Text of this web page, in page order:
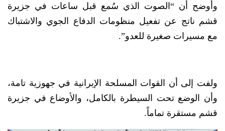
وأوضح أن “الصوت الذي سُمع قبل ساعات في جزيرة
قشم ناتج عن تفعيل منظومات الدفاع الجوي والاشتباك
مع مسيرات صغيرة للعدو”.
ولفت إلى أن القوات المسلحة الإيرانية في جهوزية تامة،
وأن الوضع تحت السيطرة بالكامل، والأوضاع في جزيرة
قشم مستقرة تماماً.